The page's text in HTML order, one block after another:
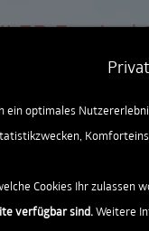
[AK + 2]
Festival
ein optimales
Cookies Ihr zulassen
verfügbar sind.Weitere